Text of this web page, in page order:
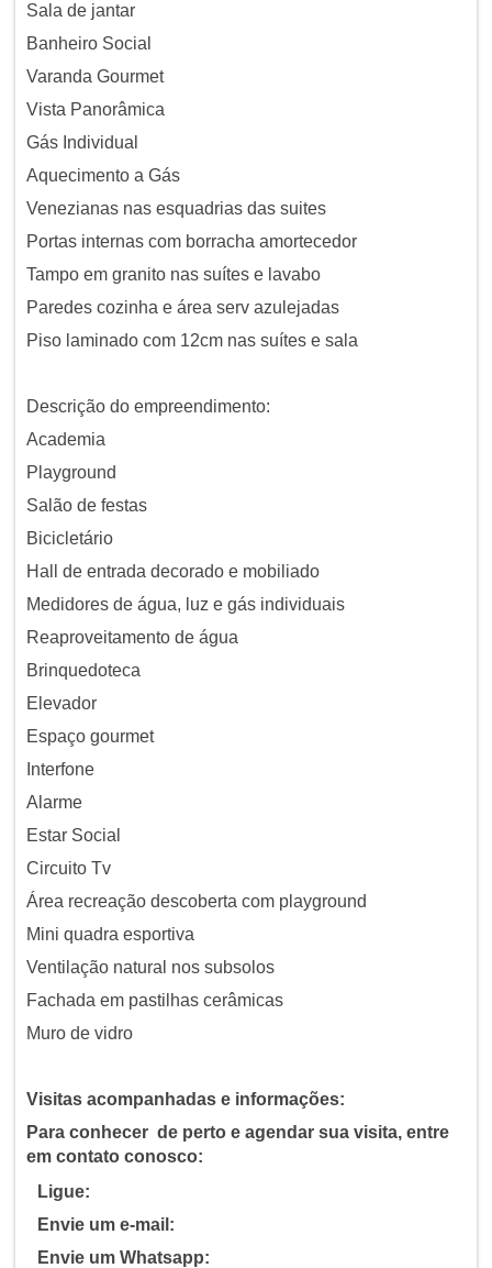
Sala de jantar
Banheiro Social
Varanda Gourmet
Vista Panorâmica
Gás Individual
Aquecimento a Gás
Venezianas nas esquadrias das suites
Portas internas com borracha amortecedor
Tampo em granito nas suítes e lavabo
Paredes cozinha e área serv azulejadas
Piso laminado com 12cm nas suítes e sala
Descrição do empreendimento:
Academia
Playground
Salão de festas
Bicicletário
Hall de entrada decorado e mobiliado
Medidores de água, luz e gás individuais
Reaproveitamento de água
Brinquedoteca
Elevador
Espaço gourmet
Interfone
Alarme
Estar Social
Circuito Tv
Área recreação descoberta com playground
Mini quadra esportiva
Ventilação natural nos subsolos
Fachada em pastilhas cerâmicas
Muro de vidro
Visitas acompanhadas e informações:
Para conhecer de perto e agendar sua visita, entre
em contato conosco:
Ligue:
Envie um e-mail:
Envie um Whatsapp: